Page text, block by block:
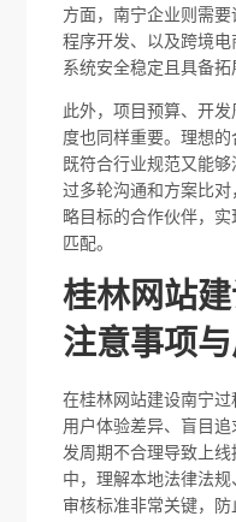
方面，南宁企业则需
程序开发、以及跨境
系统安全稳定且具备拓
此外，项目预算、开
度也同样重要。理想
既符合行业规范又能够
过多轮沟通和方案比
略目标的合作伙伴，
匹配。
桂林网站
注意事项
在桂林网站建设南宁
用户体验差异、盲目
发周期不合理导致上
中，理解本地法律法
审核标准非常关键，防